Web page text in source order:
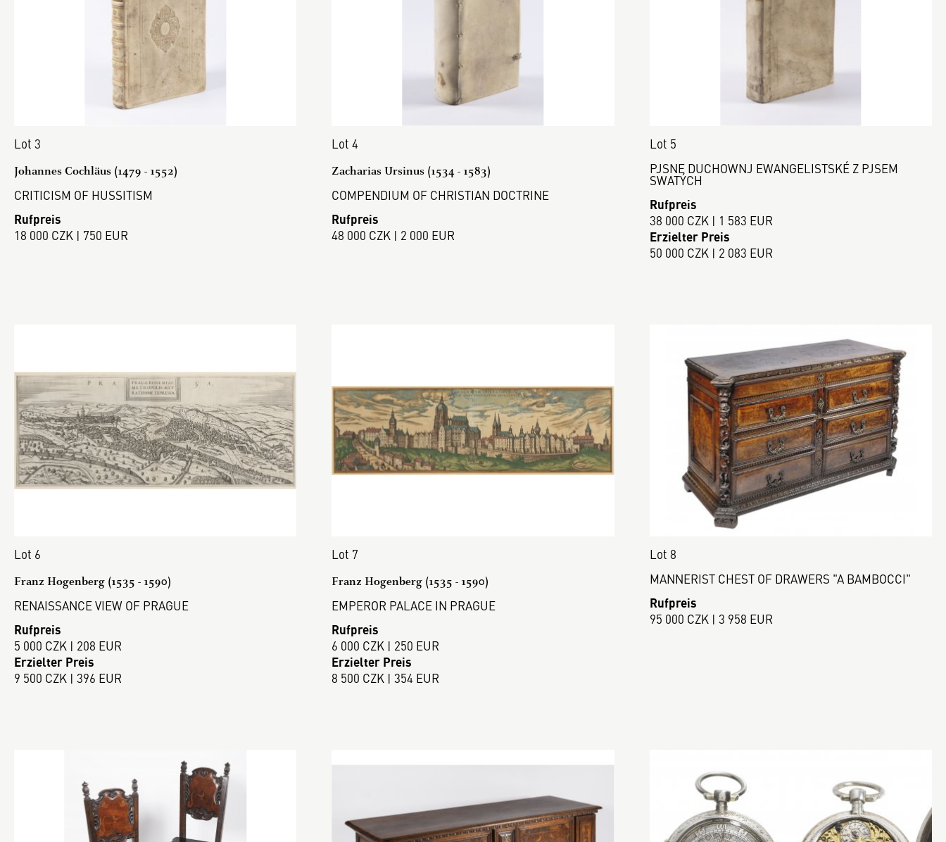
Lot 3
Johannes Cochläus (1479 - 1552)
CRITICISM OF HUSSITISM
Rufpreis
18 000 CZK | 750 EUR
Lot 4
Zacharias Ursinus (1534 - 1583)
COMPENDIUM OF CHRISTIAN DOCTRINE
Rufpreis
48 000 CZK | 2 000 EUR
Lot 5
PJSNE DUCHOWNJ EWANGELISTSKÉ Z PJSEM
SWATÝCH
Rufpreis
38 000 CZK | 1 583 EUR
Erzielter Preis
50 000 CZK | 2 083 EUR
Lot 6
Franz Hogenberg (1535 - 1590)
RENAISSANCE VIEW OF PRAGUE
Rufpreis
5 000 CZK | 208 EUR
Erzielter Preis
9 500 CZK | 396 EUR
Lot 7
Franz Hogenberg (1535 - 1590)
EMPEROR PALACE IN PRAGUE
Rufpreis
6 000 CZK | 250 EUR
Erzielter Preis
8 500 CZK | 354 EUR
Lot 8
MANNERIST CHEST OF DRAWERS "A BAMBOCCI"
Rufpreis
95 000 CZK | 3 958 EUR